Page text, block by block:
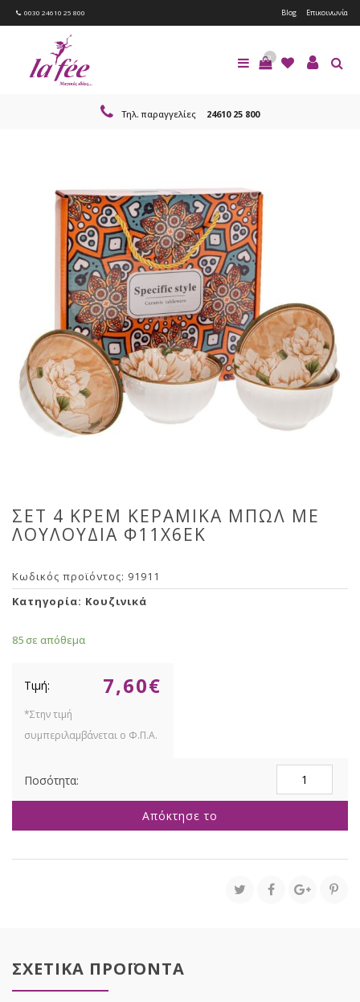
0030 24610 25 800 Blog Επικοινωνία
0
Τηλ. παραγγελίες 24610 25 800
ΣΕΤ 4 ΚΡΕΜ ΚΕΡΑΜΙΚΑ ΜΠΩΛ ΜΕ
ΛΟΥΛΟΥΔΙΑ Φ11Χ6ΕΚ
Κωδικός προϊόντος: 91911
Κατηγορία: Κουζινικά
85 σε απόθεμα
7,60€
ΚΡΕΜ
ΜΠΩΛ
Φ11Χ6ΕΚ
ποσότητα
Απόκτησε το
ΣΧΕΤΙΚΑ ΠΡΟΪΟΝΤΑ